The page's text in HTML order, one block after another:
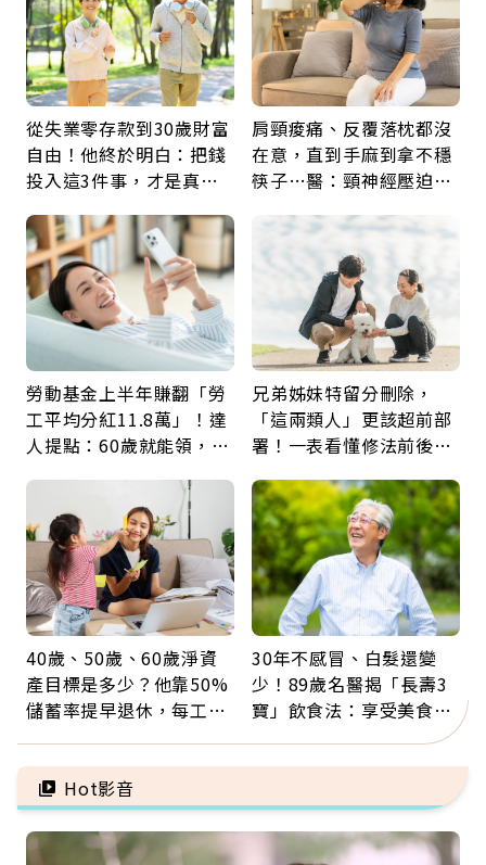
從失業零存款到30歲財富
自由！他終於明白：把錢
投入這3件事，才是真正
肩頸痠痛、反覆落枕都沒
在意，直到手麻到拿不穩
筷子…醫：頸神經壓迫上
鍵
勞動基金上半年賺翻「勞
工平均分紅11.8萬」！達
人提點：60歲就能領，重
兄弟姊妹特留分刪除，
「這兩類人」更該超前部
署！一表看懂修法前後差
更多
40歲、50歲、60歲淨資
產目標是多少？他靠50%
儲蓄率提早退休，每工作
30年不感冒、白髮還變
少！89歲名醫揭「長壽3
寶」飲食法：享受美食不
忌口，偶爾也該吃點肉
Hot影音